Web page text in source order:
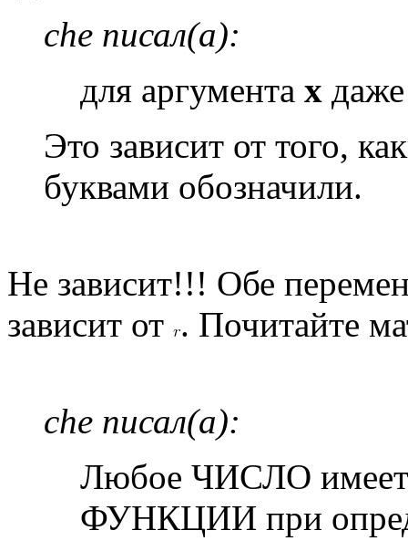
che писал(а):
для аргумента x
Это зависит от того,
буквами обозначили.
Не зависит!!! Обе
зависит от . Почитайте
che писал(а):
Любое ЧИСЛО
ФУНКЦИИ при